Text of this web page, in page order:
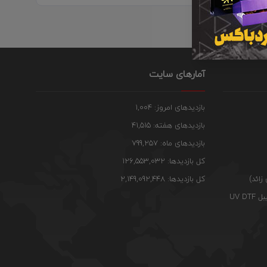
آمارهای سایت
بازدیدهای امروز: 1,004
بازدیدهای هفته: 41,515
بازدیدهای ماه: 799,257
کل بازدیدها: 126,553,032
کل بازدیدها: 2,149,092,448